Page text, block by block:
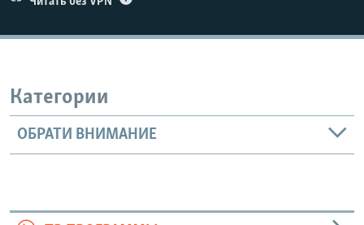
Категории
ОБРАТИ ВНИМАНИЕ